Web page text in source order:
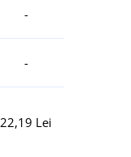
-
-
22,19 Lei